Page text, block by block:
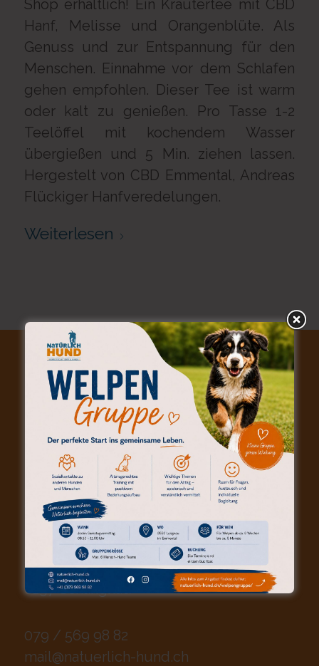
Shop erhältlich! Ein Kräutertee mit CBD
Hanf, Melisse und Orangenblüte. Als
Genuss und zur Entspannung für den
Menschen. Einnahme vor dem Schlafen
gehen empfohlen. Dieser Tee ist warm
oder kalt zu genießen. Pro Tasse 1-2
Teelöffel mit kochendem Wasser
übergießen und 5 Min. ziehen lassen.
Hergestelt von CBD Emmental, Andreas
Flückiger Hanfveredelungen.
Weiterlesen
KONTAKT (POSTANSCHRIFT)
Natürlich-Hund | Andreas Hofstetter
Waldruh 129d
6197 Schangnau
079 / 569 98 82
mail@natuerlich-hund.ch